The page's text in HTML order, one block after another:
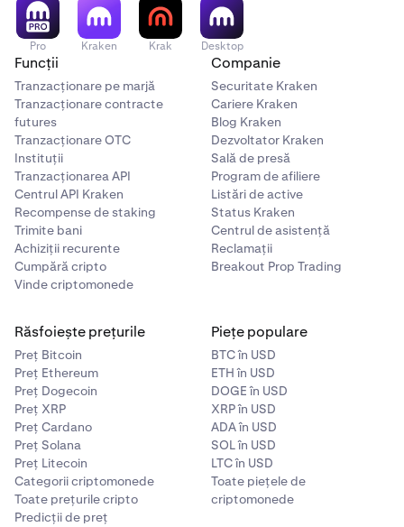
Pro Kraken Krak Desktop
Funcții
Tranzacționare pe marjă
Tranzacționare contracte
futures
Tranzacționare OTC
Instituții
Tranzacționarea API
Centrul API Kraken
Recompense de staking
Trimite bani
Achiziții recurente
Cumpără cripto
Vinde criptomonede
Companie
Securitate Kraken
Cariere Kraken
Blog Kraken
Dezvoltator Kraken
Sală de presă
Program de afiliere
Listări de active
Status Kraken
Centrul de asistență
Reclamații
Breakout Prop Trading
Răsfoiește prețurile
Preț Bitcoin
Preț Ethereum
Preț Dogecoin
Preț XRP
Preț Cardano
Preț Solana
Preț Litecoin
Categorii criptomonede
Toate prețurile cripto
Predicții de preț
Piețe populare
BTC în USD
ETH în USD
DOGE în USD
XRP în USD
ADA în USD
SOL în USD
LTC în USD
Toate piețele de
criptomonede